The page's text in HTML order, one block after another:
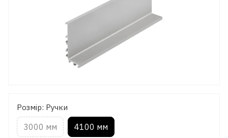
Розмір: Ручки
3000 мм 4100 мм